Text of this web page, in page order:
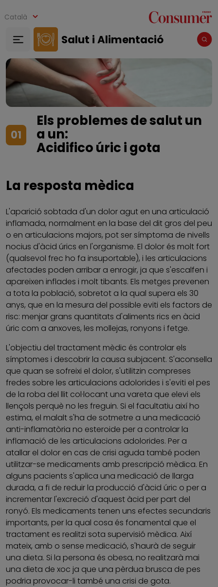
Català
Salut i Alimentació
01
Els problemes de salut un
a un:
Acidifico úric i gota
La resposta mèdica
L'aparició sobtada d'un dolor agut en una articulació
inflamada, normalment en la base del dit gros del peu
o en articulacions majors, pot ser símptoma de nivells
nocius d'àcid úrics en l'organisme. El dolor és molt fort
(qualsevol frec ho fa insuportable), i les articulacions
afectades poden arribar a enrogir, ja que s'escalfen i
apareixen inflades i molt tibants. Els metges prevenen
a tota la població, sobretot a la qual supera els 30
anys, que en la mesura del possible eviti els factors de
risc: menjar grans quantitats d'aliments rics en àcid
úric com a anxoves, les mollejas, ronyons i fetge.
L'objectiu del tractament mèdic és controlar els
símptomes i descobrir la causa subjacent. S'aconsella
que quan se sofreixi el dolor, s'utilitzin compreses
fredes sobre les articulacions adolorides i s'eviti el pes
de la roba del llit col·locant una vareta que elevi els
llençols perquè no les freguin. Si el facultatiu així ho
estima, el malalt s'ha de sotmetre a una medicació
anti-inflamatòria no esteroide per a controlar la
inflamació de les articulacions adolorides. Per a
atallar el dolor en cas de crisi aguda també poden
utilitzar-se medicaments amb prescripció mèdica. En
alguns pacients s'aplica una medicació de llarga
durada, a fi de reduir la producció d'àcid úric o per a
incrementar l'excreció d'aquest àcid per part del
ronyó. Els medicaments tenen uns efectes secundaris
importants, per la qual cosa és fonamental que el
tractament es realitzi sota supervisió mèdica. Així
mateix, amb o sense medicació, s'haurà de seguir
una dieta. Si la persona és obesa, no realitzarà mai
una dieta de xoc ja que una pèrdua brusca de pes
podria provocar-li també una crisi de gota.